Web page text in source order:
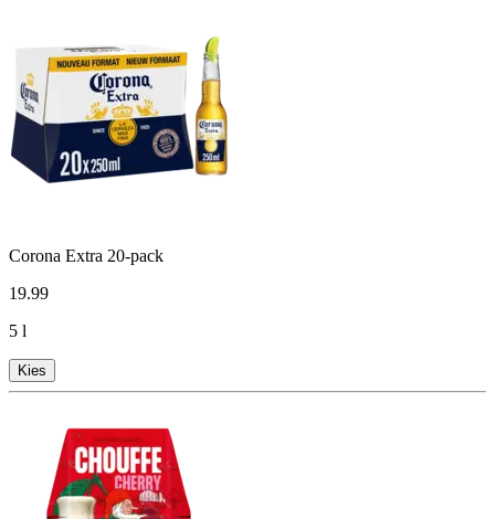
Corona Extra 20-pack
19.99
5 l
Kies